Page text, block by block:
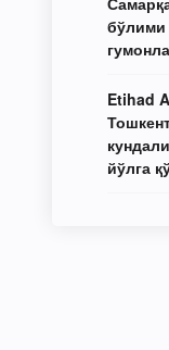
бўлими
Etihad
йўлга